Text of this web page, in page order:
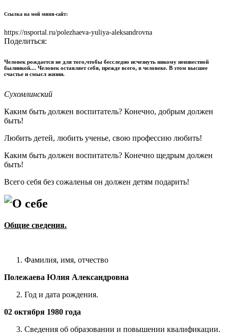
Ссылка на мой мини-сайт:
https://nsportal.ru/polezhaeva-yuliya-aleksandrovna
Поделиться:
Человек рождается не для того,чтобы бесследно исчезнуть никому неизвестной
былинкой.... Человек оставляет себя, прежде всего, в человеке. В этом высшее
счастье и смысл жизни.
Сухомлинский
Каким быть должен воспитатель? Конечно, добрым должен
быть!
Любить детей, любить ученье, свою профессию любить!
Каким быть должен воспитатель? Конечно щедрым должен
быть!
Всего себя без сожаленья он должен детям подарить!
О себе
Общие сведения.
Фамилия, имя, отчество
Полежаева Юлия Александровна
Год и дата рождения.
02 октября 1980 года
Сведения об образовании и повышении квалификации.